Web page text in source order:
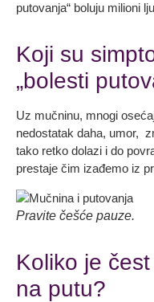
putovanja“ boluju milioni
Koji su
„bolesti
Uz mučninu, mnogi
nedostatak daha, umor,
tako retko dolazi i do
prestaje čim izađemo iz
Pravite češće pauze.
Koliko je
na putu?